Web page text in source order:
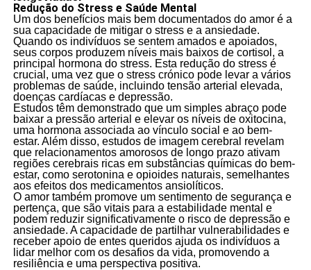
Redução do Stress e Saúde Mental
Um dos benefícios mais bem documentados do amor é a
sua capacidade de mitigar o stress e a ansiedade.
Quando os indivíduos se sentem amados e apoiados,
seus corpos produzem níveis mais baixos de cortisol, a
principal hormona do stress. Esta redução do stress é
crucial, uma vez que o stress crónico pode levar a vários
problemas de saúde, incluindo tensão arterial elevada,
doenças cardíacas e depressão.
Estudos têm demonstrado que um simples abraço pode
baixar a pressão arterial e elevar os níveis de oxitocina,
uma hormona associada ao vínculo social e ao bem-
estar. Além disso, estudos de imagem cerebral revelam
que relacionamentos amorosos de longo prazo ativam
regiões cerebrais ricas em substâncias químicas do bem-
estar, como serotonina e opioides naturais, semelhantes
aos efeitos dos medicamentos ansiolíticos.
O amor também promove um sentimento de segurança e
pertença, que são vitais para a estabilidade mental e
podem reduzir significativamente o risco de depressão e
ansiedade. A capacidade de partilhar vulnerabilidades e
receber apoio de entes queridos ajuda os indivíduos a
lidar melhor com os desafios da vida, promovendo a
resiliência e uma perspectiva positiva.